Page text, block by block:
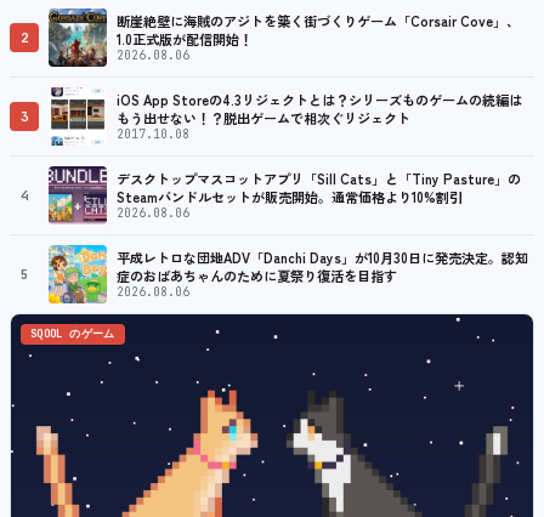
2
断崖絶壁に海賊のアジトを築く街づくりゲーム「Corsair Cove」、
1.0正式版が配信開始！
2026.08.06
3
iOS App Storeの4.3リジェクトとは？シリーズものゲームの続編は
もう出せない！？脱出ゲームで相次ぐリジェクト
2017.10.08
4
デスクトップマスコットアプリ「Sill Cats」と「Tiny Pasture」の
Steamバンドルセットが販売開始。通常価格より10%割引
2026.08.06
5
平成レトロな団地ADV「Danchi Days」が10月30日に発売決定。認知
症のおばあちゃんのために夏祭り復活を目指す
2026.08.06
SQOOL のゲーム